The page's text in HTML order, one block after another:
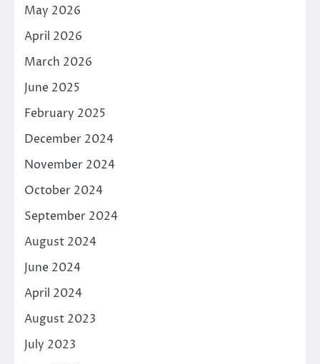
May 2026
April 2026
March 2026
June 2025
February 2025
December 2024
November 2024
October 2024
September 2024
August 2024
June 2024
April 2024
August 2023
July 2023